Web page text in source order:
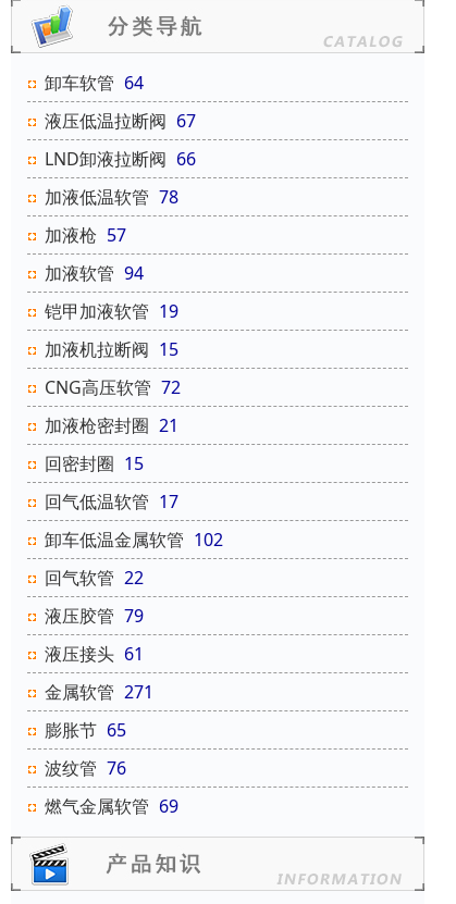
卸车软管 64
液压低温拉断阀 67
LND卸液拉断阀 66
加液低温软管 78
加液枪 57
加液软管 94
铠甲加液软管 19
加液机拉断阀 15
CNG高压软管 72
加液枪密封圈 21
回密封圈 15
回气低温软管 17
卸车低温金属软管 102
回气软管 22
液压胶管 79
液压接头 61
金属软管 271
膨胀节 65
波纹管 76
燃气金属软管 69